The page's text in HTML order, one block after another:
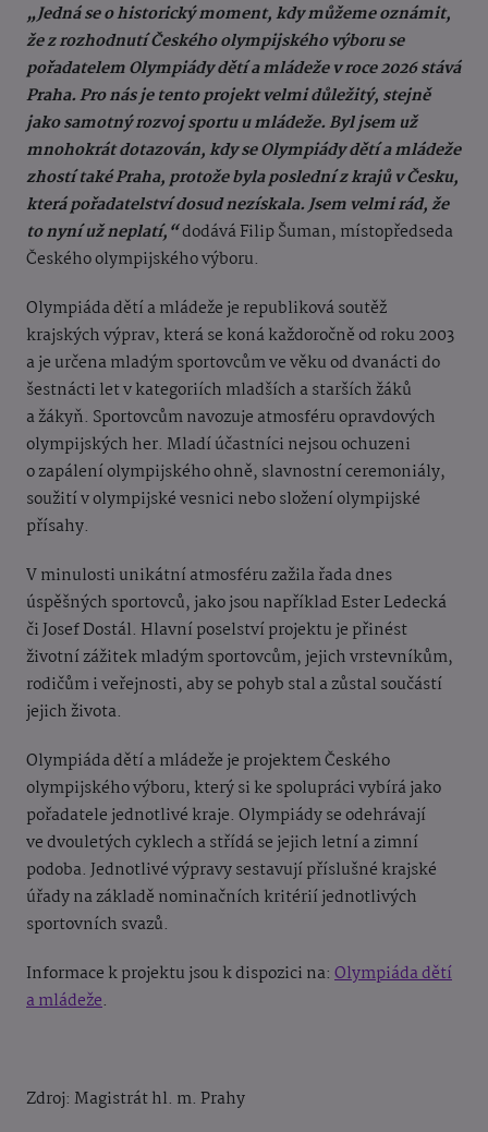
„Jedná se o historický moment, kdy můžeme oznámit,
že z rozhodnutí Českého olympijského výboru se
pořadatelem Olympiády dětí a mládeže v roce 2026 stává
Praha. Pro nás je tento projekt velmi důležitý, stejně
jako samotný rozvoj sportu u mládeže. Byl jsem už
mnohokrát dotazován, kdy se Olympiády dětí a mládeže
zhostí také Praha, protože byla poslední z krajů v Česku,
která pořadatelství dosud nezískala. Jsem velmi rád, že
to nyní už neplatí,“dodává Filip Šuman, místopředseda
Českého olympijského výboru.
Olympiáda dětí a mládeže je republiková soutěž
krajských výprav, která se koná každoročně od roku 2003
a je určena mladým sportovcům ve věku od dvanácti do
šestnácti let v kategoriích mladších a starších žáků
a žákyň. Sportovcům navozuje atmosféru opravdových
olympijských her. Mladí účastníci nejsou ochuzeni
o zapálení olympijského ohně, slavnostní ceremoniály,
soužití v olympijské vesnici nebo složení olympijské
přísahy.
V minulosti unikátní atmosféru zažila řada dnes
úspěšných sportovců, jako jsou například Ester Ledecká
či Josef Dostál. Hlavní poselství projektu je přinést
životní zážitek mladým sportovcům, jejich vrstevníkům,
rodičům i veřejnosti, aby se pohyb stal a zůstal součástí
jejich života.
Olympiáda dětí a mládeže je projektem Českého
olympijského výboru, který si ke spolupráci vybírá jako
pořadatele jednotlivé kraje. Olympiády se odehrávají
ve dvouletých cyklech a střídá se jejich letní a zimní
podoba. Jednotlivé výpravy sestavují příslušné krajské
úřady na základě nominačních kritérií jednotlivých
sportovních svazů.
Informace k projektu jsou k dispozici na: Olympiáda dětí
a mládeže.
Zdroj: Magistrát hl. m. Prahy